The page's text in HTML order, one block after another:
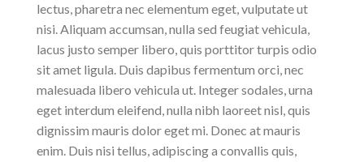
lectus, pharetra nec elementum eget, vulputate ut
nisi. Aliquam accumsan, nulla sed feugiat vehicula,
lacus justo semper libero, quis porttitor turpis odio
sit amet ligula. Duis dapibus fermentum orci, nec
malesuada libero vehicula ut. Integer sodales, urna
eget interdum eleifend, nulla nibh laoreet nisl, quis
dignissim mauris dolor eget mi. Donec at mauris
enim. Duis nisi tellus, adipiscing a convallis quis,